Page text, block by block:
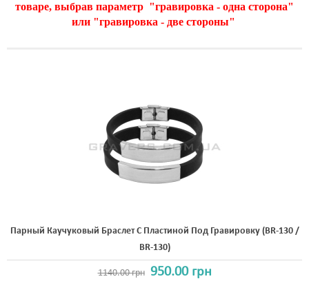
товаре, выбрав параметр "гравировка - одна сторона"
или "гравировка - две стороны"
Парный Каучуковый Браслет С Пластиной Под Гравировку (BR-130 /
BR-130)
1140.00 грн 950.00 грн